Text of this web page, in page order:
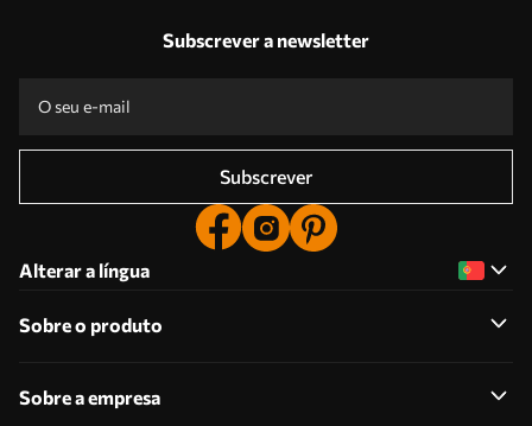
Subscrever a newsletter
Subscrever
Alterar a língua
Sobre o produto
Sobre a empresa